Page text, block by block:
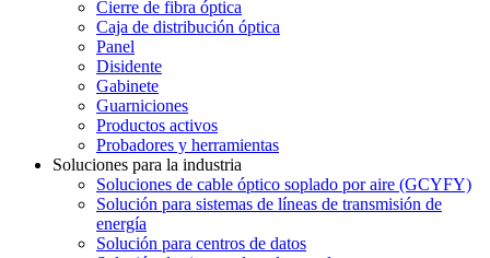
Cierre de fibra óptica
Caja de distribución óptica
Panel
Disidente
Gabinete
Guarniciones
Productos activos
Probadores y herramientas
Soluciones para la industria
Soluciones de cable óptico soplado por aire (GCYFY)
Solución para sistemas de líneas de transmisión de
energía
Solución para centros de datos